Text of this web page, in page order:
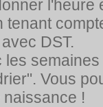
tenant
DST.
Vous
!